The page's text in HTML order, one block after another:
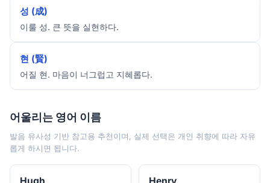
성 (成)
이룰 성. 큰 뜻을 실현하다.
현 (賢)
어질 현. 마음이 너그럽고 지혜롭다.
어울리는 영어 이름
발음 유사성 기반 참고용 추천이며, 실제 선택은 개인 취향에 따라 자유
롭게 하시면 됩니다.
Hugh Henry